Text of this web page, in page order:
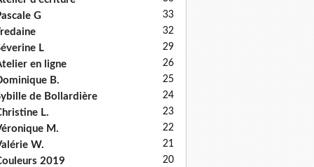
G 33
32
L 29
en ligne 26
B. 25
de Bollardière 24
L. 23
M. 22
W. 21
2019 20